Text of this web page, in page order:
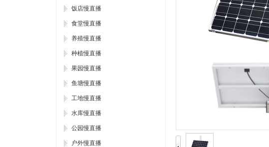
饭店慢直播
食堂慢直播
养殖慢直播
种植慢直播
果园慢直播
鱼塘慢直播
工地慢直播
水库慢直播
公园慢直播
户外慢直播